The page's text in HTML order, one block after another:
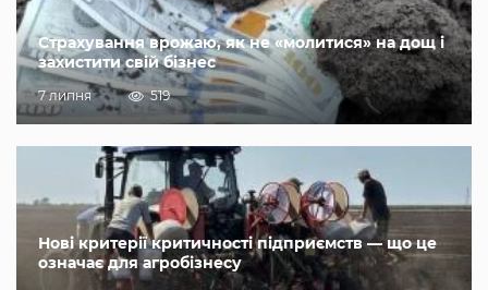
Страхування врожаю, як не «молитися» на дощ і
захистити свій бізнес
7 липня 519
Нові критерії критичності підприємств — що це
означає для агробізнесу